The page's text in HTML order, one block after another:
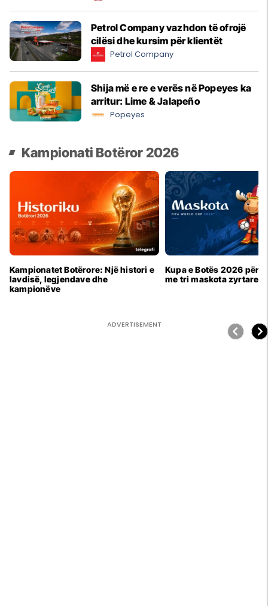
Petrol Company vazhdon të ofrojë
cilësi dhe kursim për klientët
Petrol Company
Shija më e re e verës në Popeyes ka
arritur: Lime & Jalapeño
Popeyes
Kampionati Botëror 2026
Kampionatet Botërore: Një histori e
lavdisë, legjendave dhe
kampionëve
Kupa e Botës 2026 për
me tri maskota zyrtare